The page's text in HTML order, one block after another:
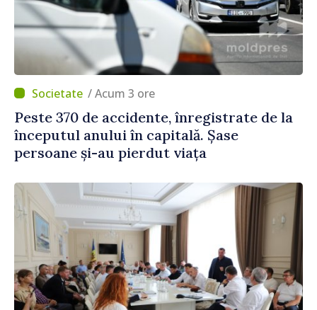
/ Acum 3 ore
Peste 370 de accidente, înregistrate de la
începutul anului în capitală. Șase
persoane și-au pierdut viața